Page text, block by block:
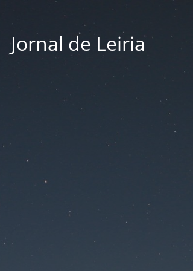
Jornal de Leiria